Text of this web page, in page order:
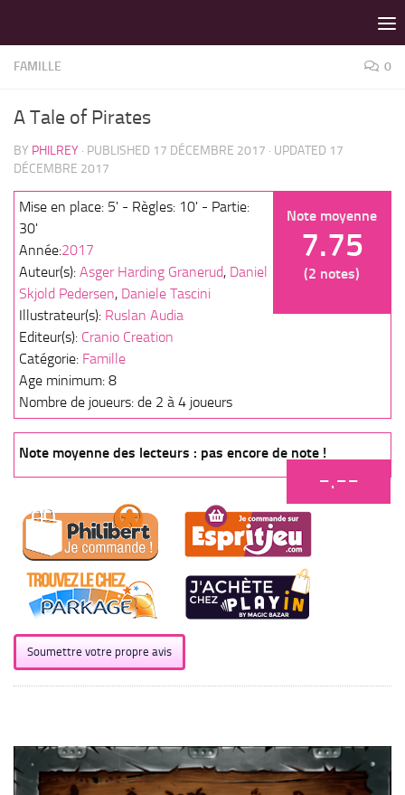
FAMILLE 0
A Tale of Pirates
BY PHILREY · PUBLISHED 17 DÉCEMBRE 2017 · UPDATED 17
DÉCEMBRE 2017
Note moyenne
7.75
(2 notes)
Mise en place: 5' - Règles: 10' - Partie:
30'
Année:2017
Auteur(s): Asger Harding Granerud, Daniel
Skjold Pedersen, Daniele Tascini
Illustrateur(s): Ruslan Audia
Editeur(s): Cranio Creation
Catégorie: Famille
Age minimum: 8
Nombre de joueurs: de 2 à 4 joueurs
Note moyenne des lecteurs : pas encore de note !
-.--
Soumettre votre propre avis